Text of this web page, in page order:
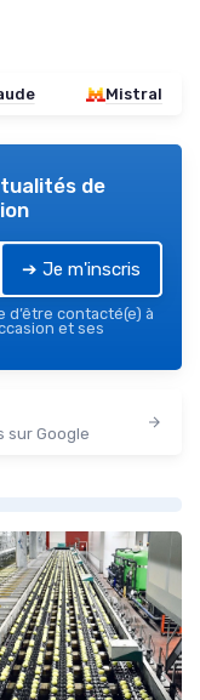
Mistral
de
➔ Je m'inscris
d’être contacté(e) à
et ses
sur Google